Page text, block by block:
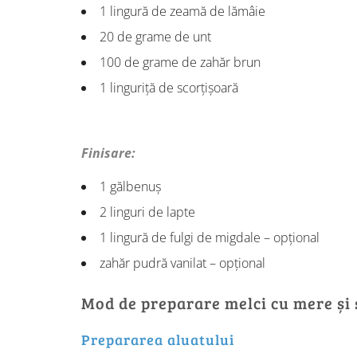
1 lingură de zeamă de lămâie
20 de grame de unt
100 de grame de zahăr brun
1 linguriță de scorțișoară
Finisare:
1 gălbenuș
2 linguri de lapte
1 lingură de fulgi de migdale – opțional
zahăr pudră vanilat – opțional
Mod de preparare melci cu mere
Prepararea aluatului